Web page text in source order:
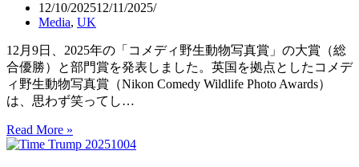
メ
デ
ィ
野
生
動
写
真
12/10/202512/11/2025
Media, UK
12月9日、2025年の「コメディ野生動物写真賞」の大賞（総
合優勝）と部門賞を発表しました。英国を拠点としたコメデ
ィ野生動物写真賞（Nikon Comedy Wildlife Photo Awards）
は、思わず笑ってし…
Read More »
わ